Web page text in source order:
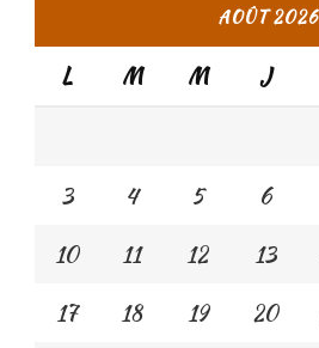
AOÛT 2026
L M M J
3
4 5 6
10
11 12 13
17
18 19 20